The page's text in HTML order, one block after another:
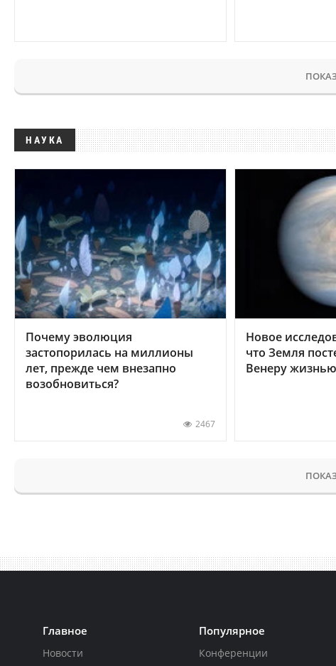
НАУКА
Почему эволюция
застопорилась на миллионы
лет, прежде чем внезапно
возобновиться?
2467
Новое
что Земля
Венеру жизнью
Главное
Новости
Популярное
Конференции